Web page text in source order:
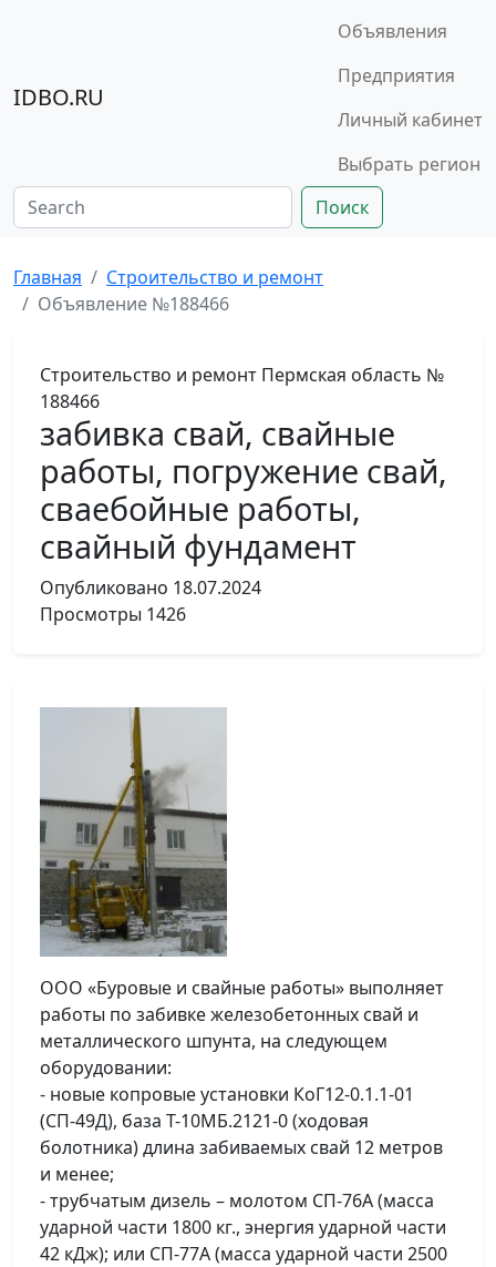
IDBO.RU
Объявления
Предприятия
Личный кабинет
Выбрать регион
Поиск
Главная
Строительство и ремонт
Объявление №188466
Строительство и ремонт Пермская область №
188466
забивка свай, свайные
работы, погружение свай,
сваебойные работы,
свайный фундамент
Опубликовано 18.07.2024
Просмотры 1426
ООО «Буровые и свайные работы» выполняет
работы по забивке железобетонных свай и
металлического шпунта, на следующем
оборудовании:
- новые копровые установки КоГ12-0.1.1-01
(СП-49Д), база Т-10МБ.2121-0 (ходовая
болотника) длина забиваемых свай 12 метров
и менее;
- трубчатым дизель – молотом СП-76А (масса
ударной части 1800 кг., энергия ударной части
42 кДж); или СП-77А (масса ударной части 2500